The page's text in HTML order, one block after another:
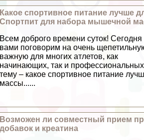
Какое спортивное питание лучше
Спортпит для набора мышечной
Всем доброго времени суток!
вами поговорим на очень
важную для многих атлетов, как
начинающих, так и
тему – какое спортивное питание
массы......
Возможен ли совместный прием
добавок и креатина